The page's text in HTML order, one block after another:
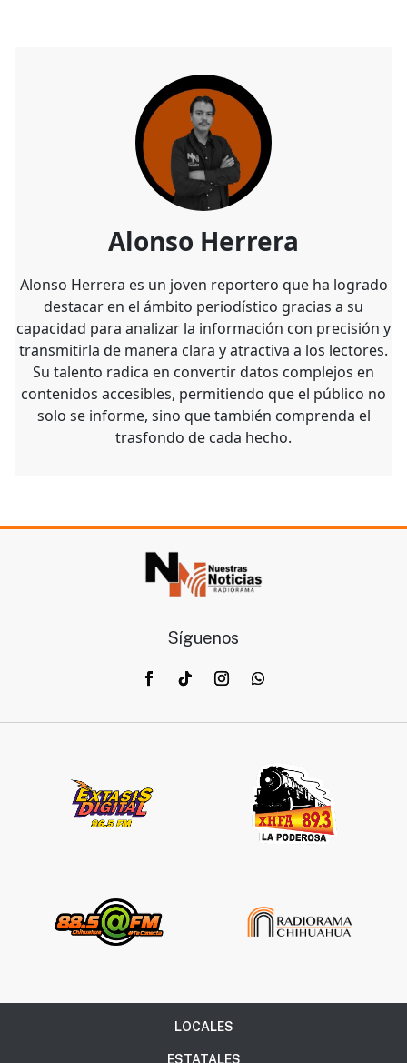
Alonso Herrera
Alonso Herrera es un joven reportero que ha logrado
destacar en el ámbito periodístico gracias a su
capacidad para analizar la información con precisión y
transmitirla de manera clara y atractiva a los lectores.
Su talento radica en convertir datos complejos en
contenidos accesibles, permitiendo que el público no
solo se informe, sino que también comprenda el
trasfondo de cada hecho.
Síguenos
LOCALES
ESTATALES